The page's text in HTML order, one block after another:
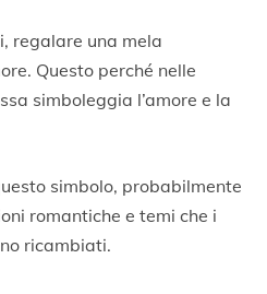
regalare una mela
Questo perché nelle
simboleggia l’amore e la
simbolo, probabilmente
romantiche e temi che i
ricambiati.